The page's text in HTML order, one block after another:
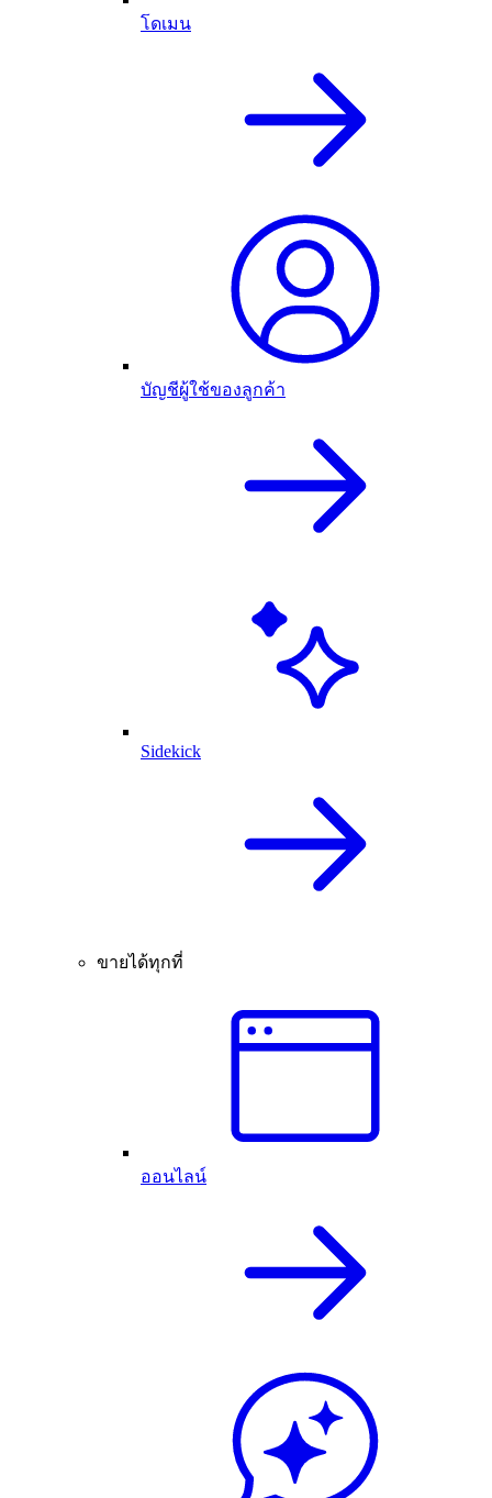
โดเมน
บัญชีผู้ใช้ของลูกค้า
Sidekick
ขายได้ทุกที่
ออนไลน์